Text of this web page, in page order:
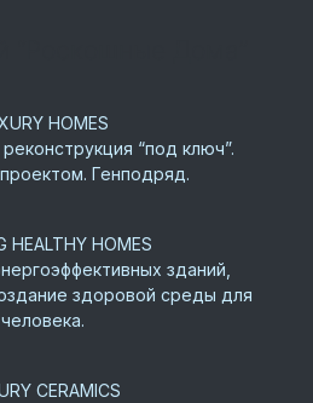
HOMES
“под ключ”.
Генподряд.
HEALTHY HOMES
зданий,
здоровой среды для
человека.
CERAMICS